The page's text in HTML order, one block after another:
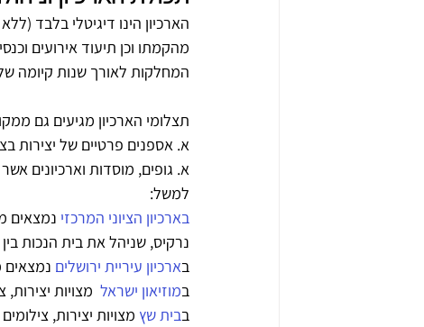
הארכיון הינו דיגיטלי בלבד
מהקמתו וכן תיעוד אירועים
המחלקות לאורך שנות קיומה
תצלומי הארכיון מגיעים גם
א. אספנים פרטיים של יצירות
א. גופים, מוסדות וארכיונים
למשל:
בארכיון הציוני המרכזי נמצאים
נרקיס, שניהל את בית הנכות בין 1925 ל-1957.
בארכיון עיריית ירושלים נמצאים
במוזיאון ישראל מצויות
בבית שץ מצויות יצירות,